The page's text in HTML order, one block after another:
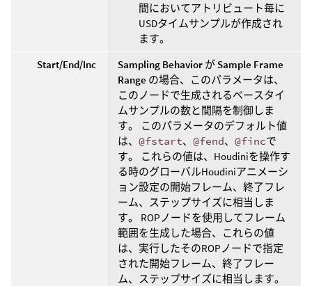
間においてアトリビュート毎に
USDタイムサンプルが作成され
ます。
Start/End/Inc
Sampling Behavior が Sample Frame
Range の場合、このパラメータは、
このノードで生成されるベースタイ
ムサンプルの数と間隔を制御しま
す。 このパラメータのデフォルト値
は、 @fstart、 @fend、 @fincで
す。 これらの値は、Houdiniを操作す
る時のグローバルHoudiniアニメーシ
ョン設定の開始フレーム、終了フレ
ーム、ステップサイズに相当しま
す。 ROPノードを使用してフレーム
範囲を生成した場合、これらの値
は、実行したそのROPノードで指定
された開始フレーム、終了フレー
ム、ステップサイズに相当します。